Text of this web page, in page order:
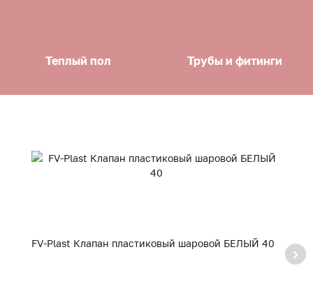
Теплый пол Трубы и фитинги
FV-Plast Клапан пластиковый шаровой БЕЛЫЙ 40